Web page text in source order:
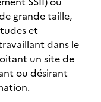
grande taille,
et
dans le
un site de
ou désirant